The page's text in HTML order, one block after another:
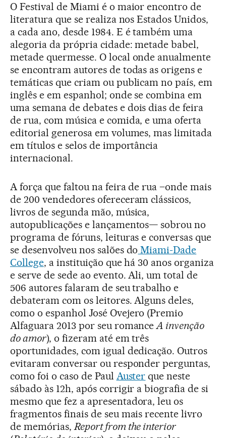
O Festival de Miami é o maior encontro de
literatura que se realiza nos Estados Unidos,
a cada ano, desde 1984. E é também uma
alegoria da própria cidade: metade babel,
metade quermesse. O local onde anualmente
se encontram autores de todas as origens e
temáticas que criam ou publicam no país, em
inglês e em espanhol; onde se combina em
uma semana de debates e dois dias de feira
de rua, com música e comida, e uma oferta
editorial generosa em volumes, mas limitada
em títulos e selos de importância
internacional.
A força que faltou na feira de rua –onde mais
de 200 vendedores ofereceram clássicos,
livros de segunda mão, música,
autopublicações e lançamentos— sobrou no
programa de fóruns, leituras e conversas que
se desenvolveu nos salões do Miami-Dade
College, a instituição que há 30 anos organiza
e serve de sede ao evento. Ali, um total de
506 autores falaram de seu trabalho e
debateram com os leitores. Alguns deles,
como o espanhol José Ovejero (Premio
Alfaguara 2013 por seu romanceA invenção
do amor), o fizeram até em três
oportunidades, com igual dedicação. Outros
evitaram conversar ou responder perguntas,
como foi o caso de Paul Auster que neste
sábado às 12h, após corrigir a biografia de si
mesmo que fez a apresentadora, leu os
fragmentos finais de seu mais recente livro
de memórias,Report from the interior